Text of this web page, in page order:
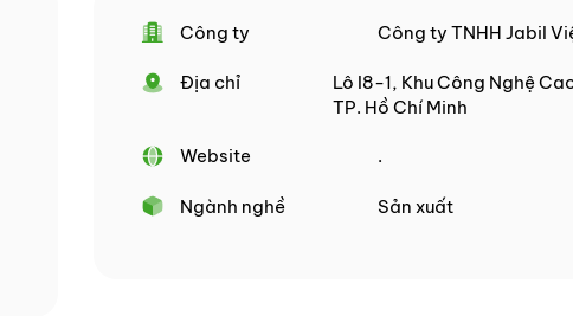
Công ty Công ty TNHH Jabil
Địa chỉ
Lô I8-1, Khu Công Nghệ
TP. Hồ Chí Minh
Website .
Ngành nghề Sản xuất